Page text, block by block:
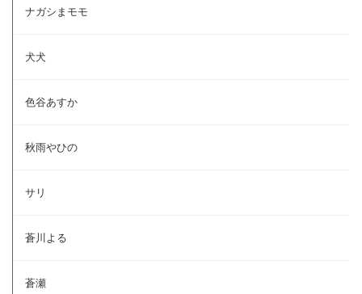
ナガシまモモ
犬犬
色谷あすか
秋雨やひの
サリ
蒼川よる
蒼瀬